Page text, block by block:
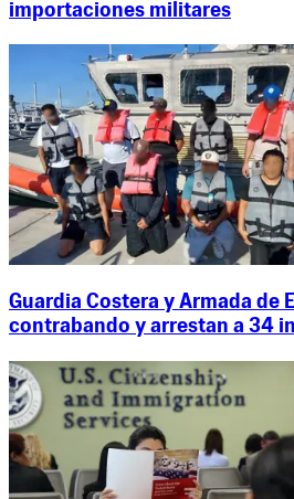
importaciones militares
Guardia Costera y Armada de
contrabando y arrestan a 34